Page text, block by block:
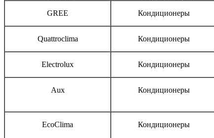
GREE Кондиционеры
Quattroclima Кондиционеры
Electrolux Кондиционеры
Aux
Кондиционеры
EcoClima
Кондиционеры